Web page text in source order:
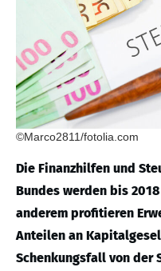
©Marco2811/fotolia.com
Die Finanzhilfen und
Bundes werden bis
anderem profitieren
Anteilen an
Schenkungsfall von der